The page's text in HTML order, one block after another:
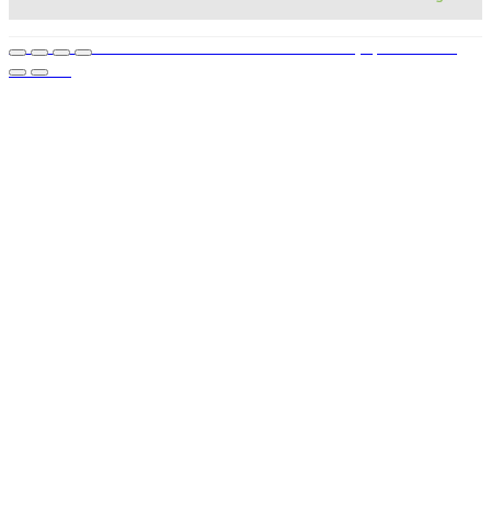
© 2022 — LEECHELAND. Tous droits réservés • Conçu par STEP UP
AGENCE